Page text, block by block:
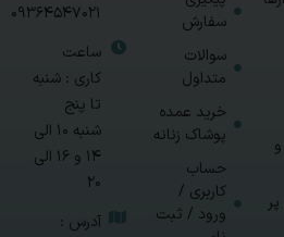
سفارش
سوالات
متداول
خرید عمده
پوشاک زنانه
حساب
کاربری /
ورود / ثبت
09364547021
ساعت
کاری : شنبه
تا پنج
شنبه 10 الی
14 و 16 الی
20
آدرس :